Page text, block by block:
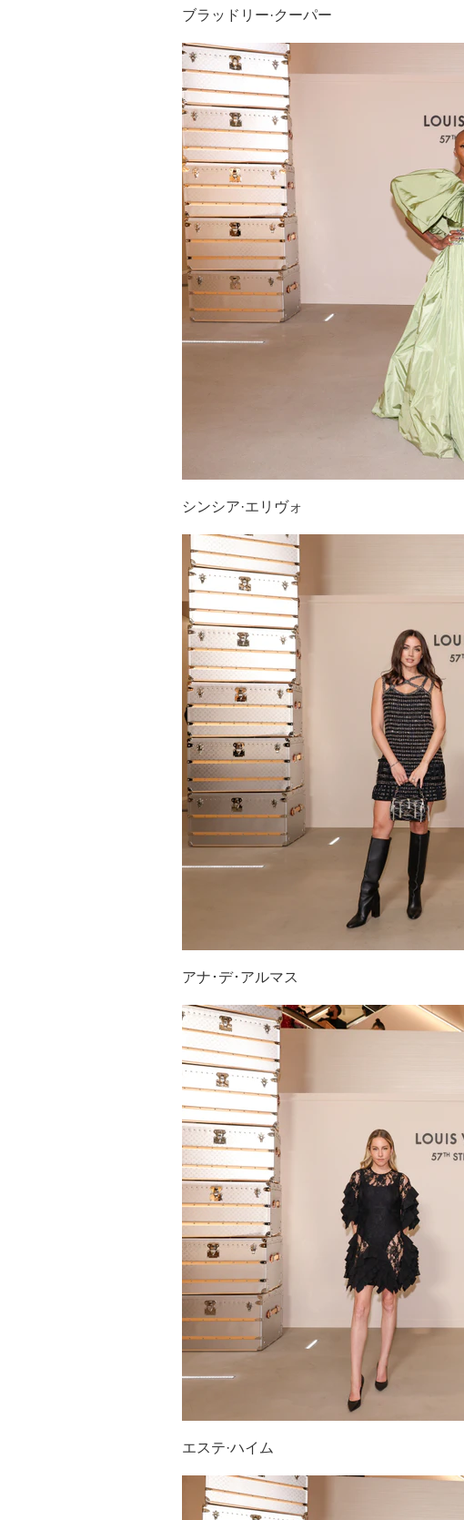
ブラッドリー·クーパー
シンシア·エリヴォ
アナ･デ･アルマス
エステ·ハイム